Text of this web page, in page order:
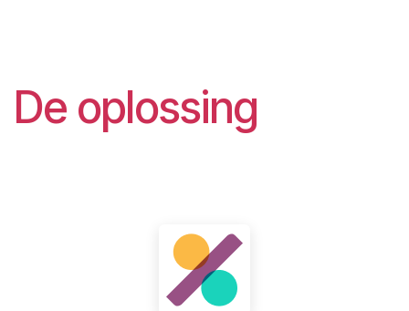
De oplossing